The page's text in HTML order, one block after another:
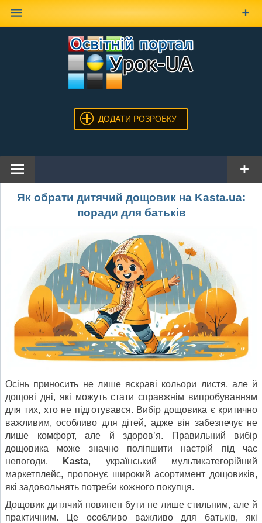
ДОДАТИ РОЗРОБКУ
Як обрати дитячий дощовик на Kasta.ua:
поради для батьків
Осінь приносить не лише яскраві кольори листя, але й
дощові дні, які можуть стати справжнім випробуванням
для тих, хто не підготувався. Вибір дощовика є критично
важливим, особливо для дітей, адже він забезпечує не
лише комфорт, але й здоров’я. Правильний вибір
дощовика може значно поліпшити настрій під час
непогоди.
Kasta, український мультикатегорійний
маркетплейс, пропонує широкий асортимент дощовиків,
які задовольнять потреби кожного покупця.
Дощовик дитячий повинен бути не лише стильним, але й
практичним. Це особливо важливо для батьків, які